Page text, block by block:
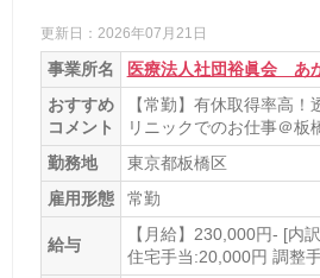
今後も安心してご利用
ス・キャリアパートナー
ります。
引き続き何卒よろしくお
更新日：2026年07月21日
事業所名
医療法人社団裕眞会 あ
おすすめ
コメント
【常勤】有休取得率高
リニックでのお仕事＠板
勤務地
東京都板橋区
雇用形態
常勤
給与
【月給】230,000円- [内
住宅手当:20,000円 調整